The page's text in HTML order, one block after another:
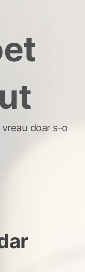
doar s-o